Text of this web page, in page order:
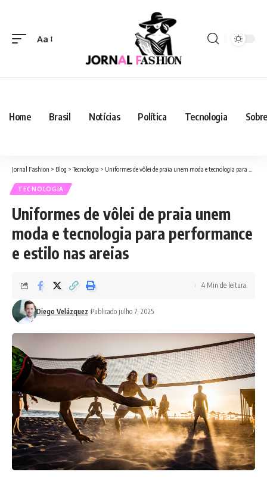
Aa
Home Brasil Notícias Política Tecnologia
Jornal Fashion > Blog >Tecnologia > Uniformes de vôlei de praia unem moda e tecnologia para performance e estilo nas areias
TECNOLOGIA
Uniformes de vôlei de praia unem
moda e tecnologia para performance
e estilo nas areias
Diego Velázquez Publicado julho 7, 2025
4 Min de leitura